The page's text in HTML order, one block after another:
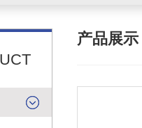
产品展示